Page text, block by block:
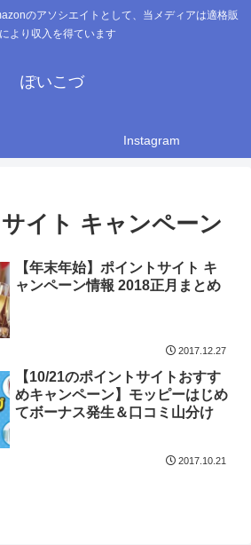
のアソシエイトとして、当メディアは適格販
より収入を得ています
ぽいこづ
Instagram
イト キャンペーン
【年末年始】ポイントサイト キ
ャンペーン情報 2018正月まとめ
2017.12.27
【10/21のポイントサイトおすす
めキャンペーン】モッピーはじめ
てボーナス発生＆口コミ山分け
2017.10.21